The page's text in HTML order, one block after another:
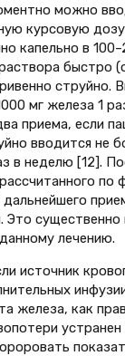
можно
курсовую
капельно в
быстро
струйно.
мг железа 1
приема, если
вводится не
в неделю [12].
по
Это
лечению.
источник
железа, как